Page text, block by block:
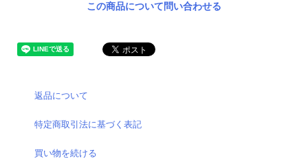
この商品について問い合わせる
返品について
特定商取引法に基づく表記
買い物を続ける